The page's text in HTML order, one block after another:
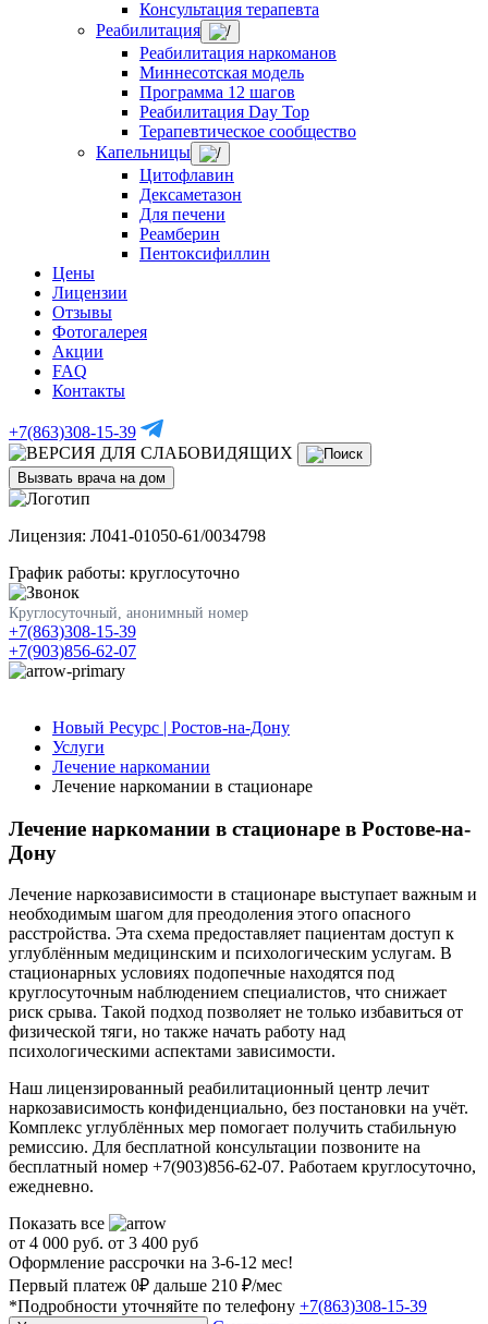
Консультация терапевта
Реабилитация
Реабилитация наркоманов
Миннесотская модель
Программа 12 шагов
Реабилитация Day Top
Терапевтическое сообщество
Капельницы
Цитофлавин
Дексаметазон
Для печени
Реамберин
Пентоксифиллин
Цены
Лицензии
Отзывы
Фотогалерея
Акции
FAQ
Контакты
+7(863)308-15-39
Вызвать врача на дом
Лицензия: Л041-01050-61/0034798
График работы: круглосуточно
Круглосуточный, анонимный номер
+7(863)308-15-39
+7(903)856-62-07
Новый Ресурс | Ростов-на-Дону
Услуги
Лечение наркомании
Лечение наркомании в стационаре
Лечение наркомании в стационаре в Ростове-на-
Дону
Лечение наркозависимости в стационаре выступает важным и
необходимым шагом для преодоления этого опасного
расстройства. Эта схема предоставляет пациентам доступ к
углублённым медицинским и психологическим услугам. В
стационарных условиях подопечные находятся под
круглосуточным наблюдением специалистов, что снижает
риск срыва. Такой подход позволяет не только избавиться от
физической тяги, но также начать работу над
психологическими аспектами зависимости.
Наш лицензированный реабилитационный центр лечит
наркозависимость конфиденциально, без постановки на учёт.
Комплекс углублённых мер помогает получить стабильную
ремиссию. Для бесплатной консультации позвоните на
бесплатный номер +7(903)856-62-07. Работаем круглосуточно,
ежедневно.
Показать все
от 4 000 руб. от 3 400 руб
Оформление рассрочки на 3-6-12 мес!
Первый платеж 0₽ дальше 210 ₽/мес
*Подробности уточняйте по телефону +7(863)308-15-39